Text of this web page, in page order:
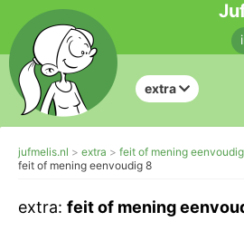
extra
jufmelis.nl extra
feit of mening eenvoudig
feit of mening eenvoudig 8
extra: feit of mening